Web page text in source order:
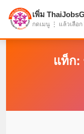
แบ่งปันโอกาส
แท็ก:
เพิ่ม
กดเมนู ⋮ แล้วเลือ